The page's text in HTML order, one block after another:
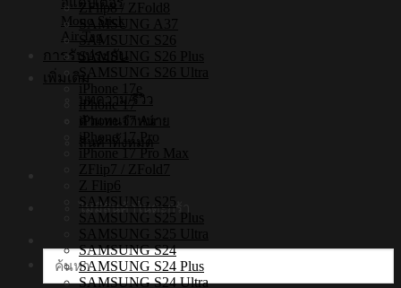
อแดปเตอร์
Mono Stick
Air Tag
การรับประกัน
เพิ่มเติม
บทความ/รีวิว
ตัวแทนจำหน่าย
สินค้าทั้งหมด
ไม่มีสินค้าในตะกร้า
ค้นหา:
iPhone16
iPhone15]
ชิ้น
ZFlip8 / ZFold8
SAMSUNG A37
SAMSUNG S26
SAMSUNG S26 Plus
SAMSUNG S26 Ultra
iPhone 17e
iPhone 17
iPhone 17 Air
iPhone 17 Pro
iPhone 17 Pro Max
ZFlip7 / ZFold7
Z Flip6
SAMSUNG S25
SAMSUNG S25 Plus
SAMSUNG S25 Ultra
SAMSUNG S24
SAMSUNG S24 Plus
SAMSUNG S24 Ultra